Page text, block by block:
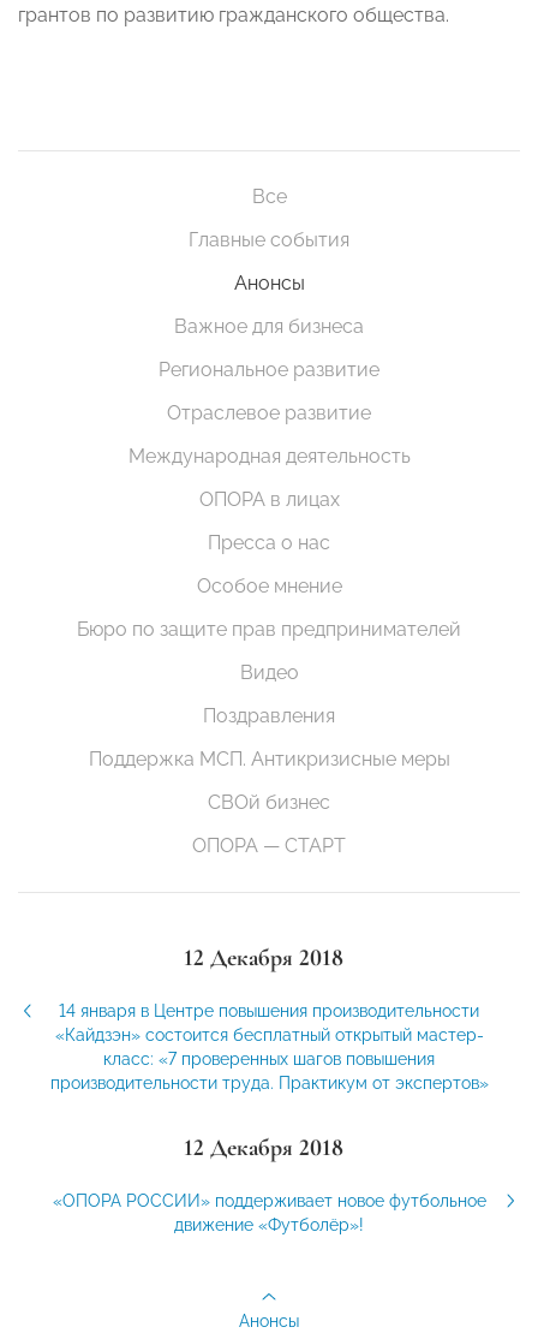
грантов по развитию гражданского общества.
Все
Главные события
Анонсы
Важное для бизнеса
Региональное развитие
Отраслевое развитие
Международная деятельность
ОПОРА в лицах
Пресса о нас
Особое мнение
Бюро по защите прав предпринимателей
Видео
Поздравления
Поддержка МСП. Антикризисные меры
СВОй бизнес
ОПОРА — СТАРТ
12 Декабря 2018
14 января в Центре повышения производительности
«Кайдзэн» состоится бесплатный открытый мастер-
класс: «7 проверенных шагов повышения
производительности труда. Практикум от экспертов»
12 Декабря 2018
«ОПОРА РОССИИ» поддерживает новое футбольное
движение «Футболёр»!
Анонсы